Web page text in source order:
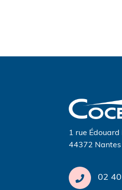
1 rue
44372 Nantes
02